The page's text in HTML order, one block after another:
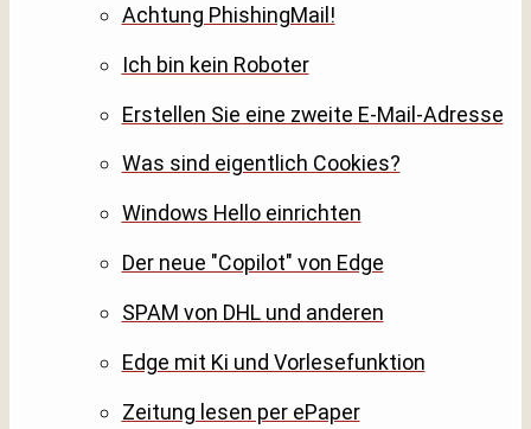
Achtung PhishingMail!
Ich bin kein Roboter
Erstellen Sie eine zweite E-Mail-Adresse
Was sind eigentlich Cookies?
Windows Hello einrichten
Der neue "Copilot" von Edge
SPAM von DHL und anderen
Edge mit Ki und Vorlesefunktion
Zeitung lesen per ePaper